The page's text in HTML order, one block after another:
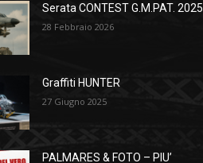
Serata CONTEST G.M.PAT. 2025
28 Febbraio 2026
Graffiti HUNTER
27 Giugno 2025
PALMARES & FOTO – PIU’